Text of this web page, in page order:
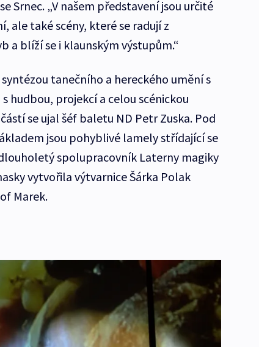
Srnec. „V našem představení jsou určité
ale také scény, které se radují z
a blíží se i klaunským výstupům.“
tanečního a hereckého umění s
hudbou, projekcí a celou scénickou
se ujal šéf baletu ND Petr Zuska. Pod
jsou pohyblivé lamely střídající se
spolupracovník Laterny magiky
vytvořila výtvarnice Šárka Polak
Marek.